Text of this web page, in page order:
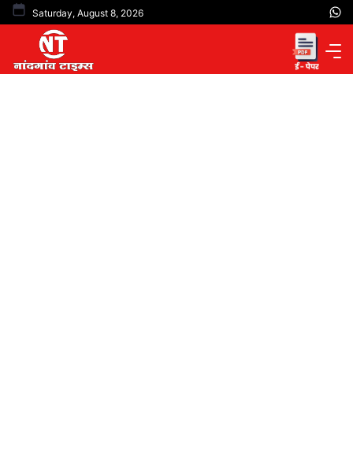
Skip
content
Saturday, August 8, 2026